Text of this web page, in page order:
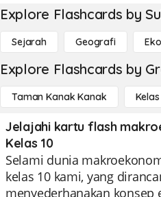
Explore Flashcards by
Sejarah Geografi
Explore Flashcards by
Taman Kanak Kanak Kelas
Jelajahi kartu flash
Kelas 10
Selami dunia
kelas 10 kami, yang
menyederhanakan konsep